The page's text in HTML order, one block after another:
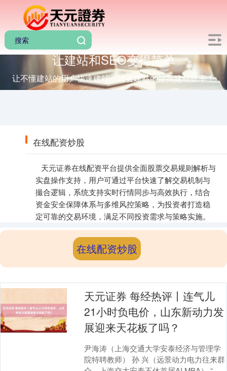
让建站和SEO变得简单
让不懂建站的用户快速建站，让会建站的提高建站效率！
在线配资炒股
天元证券在线配资平台提供全面股票交易规则解析与
实盘操作支持，用户可通过平台快速了解交易机制与
撮合逻辑，系统支持实时行情同步与高效执行，结合
资金安全保障体系与多维风控策略，为投资者打造稳
定可靠的交易环境，满足不同投资需求与策略实施。
在线配资炒股
天元证券 每经热评丨连气儿
21小时负电价，山东新动力发
展迎来天花板了吗？
尹海涛（上海交通大学安泰经济与管理学
院特聘教师） 孙 兴（远景动力电力往来群